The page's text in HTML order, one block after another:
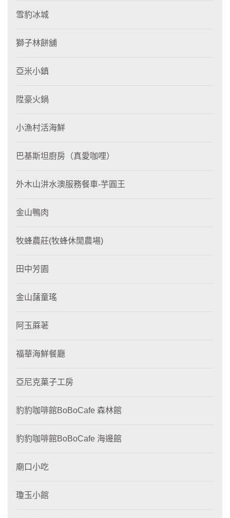
雪豹冰城
獅子林餅舖
亞米小鎮
陞豪火鍋
小漁村活海鮮
巴基斯坦廚房（真愛咖哩）
外木山汫水澳服務餐車-芋圓王
金山鴨肉
牧蜂農莊(牧蜂休閒農場)
田中芳園
金山藷童瑤
阿玉蔴荖
福華海鮮餐廳
亞尼克菓子工房
豹豹咖啡館BoBoCafe 森林館
豹豹咖啡館BoBoCafe 海邊館
廟口小吃
瓊玉小館